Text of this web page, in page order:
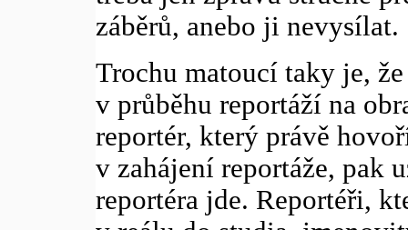
záběrů, anebo ji nevysílat.
Trochu matoucí taky je,
v průběhu reportáží na
reportér, který právě
v zahájení reportáže, pak
reportéra jde. Reportéři,